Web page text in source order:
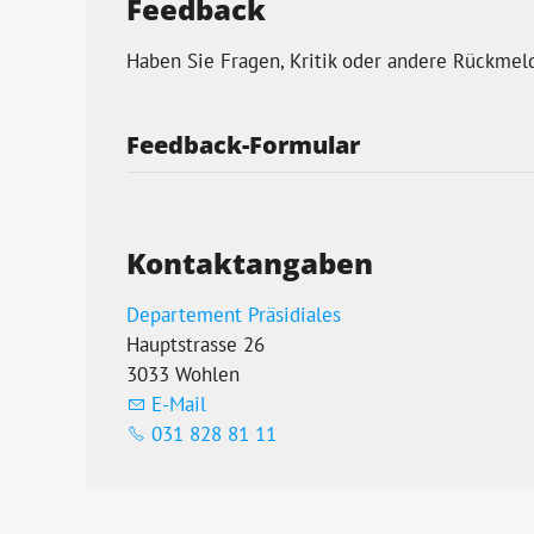
Feedback
Haben Sie Fragen, Kritik oder andere
Feedback-Formular
Kontaktangaben
Departement Präsidiales
Hauptstrasse 26
3033 Wohlen
E-Mail
031 828 81 11